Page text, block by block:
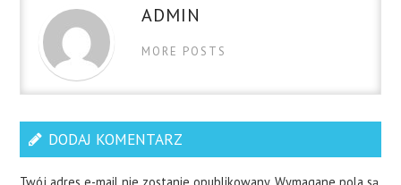
ADMIN
MORE POSTS
DODAJ KOMENTARZ